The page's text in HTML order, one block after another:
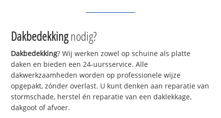
Dakbedekkingnodig?
Dakbedekking? Wij werken zowel op schuine als platte
daken en bieden een 24-uursservice. Alle
dakwerkzaamheden worden op professionele wijze
opgepakt, zónder overlast. U kunt denken aan reparatie van
stormschade, herstel én reparatie van een daklekkage,
dakgoot of afvoer.